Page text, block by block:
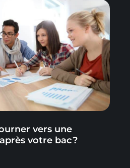
vers une
votre bac ?